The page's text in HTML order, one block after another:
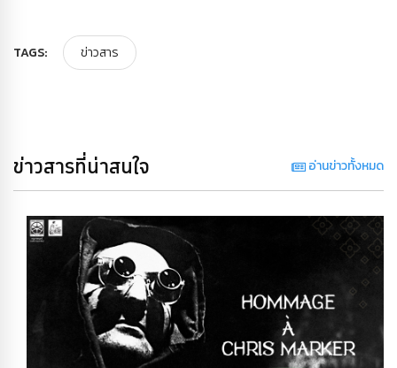
TAGS: ข่าวสาร
ข่าวสารที่น่าสนใจ อ่านข่าวทั้งหมด